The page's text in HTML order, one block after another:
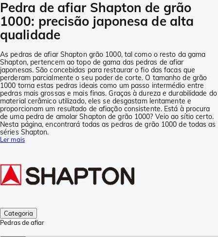
Pedra de afiar Shapton de grão
1000: precisão japonesa de alta
qualidade
As pedras de afiar Shapton grão 1000, tal como o resto da gama
Shapton, pertencem ao topo de gama das pedras de afiar
japonesas. São concebidas para restaurar o fio das facas que
perderam parcialmente o seu poder de corte. O tamanho de grão
1000 torna estas pedras ideais como um passo intermédio entre
pedras mais grossas e mais finas. Graças à dureza e durabilidade do
material cerâmico utilizado, eles se desgastam lentamente e
proporcionam um resultado de afiação consistente. Está à procura
de uma pedra de amolar Shapton de grão 1000? Veio ao sítio certo.
Nesta página, encontrará todas as pedras de grão 1000 de todas as
séries Shapton.
Ler mais
Categoria
Pedras de afiar